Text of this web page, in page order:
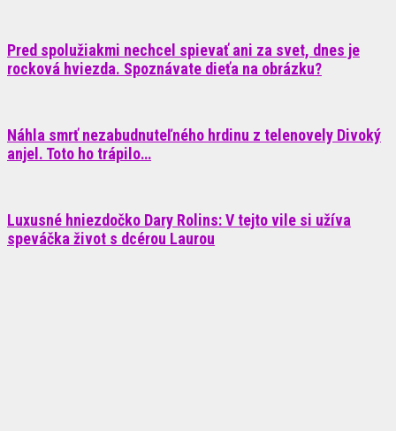
Pred spolužiakmi nechcel spievať ani za svet, dnes je
rocková hviezda. Spoznávate dieťa na obrázku?
Náhla smrť nezabudnuteľného hrdinu z telenovely Divoký
anjel. Toto ho trápilo…
Luxusné hniezdočko Dary Rolins: V tejto vile si užíva
speváčka život s dcérou Laurou